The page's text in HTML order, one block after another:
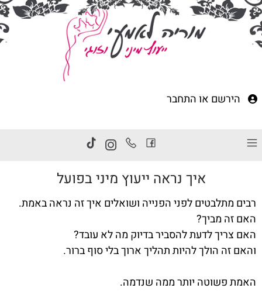
הירשם אוהתחבר
איך נראה ייעוץ מיני בפועל
רבים מתלבטים לפני הפנייה ושואלים איך זה נראה באמת.
האם זה מביך?
האם צריך לדעת להסביר בדיוק מה לא עובד?
והאם זה הולך להיות תהליך ארוך בלי סוף ברור.
האמת פשוטה יותר ממה שנדמה.